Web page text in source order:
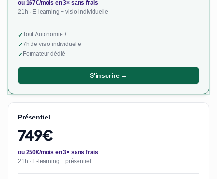
ou 167€/mois en 3× sans frais
21h · E-learning + visio individuelle
✓Tout Autonomie +
✓7h de visio individuelle
✓Formateur dédié
S'inscrire →
Présentiel
749€
ou 250€/mois en 3× sans frais
21h · E-learning + présentiel